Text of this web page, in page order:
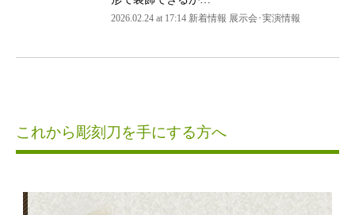
2026.02.24 at 17:14 新着情報 展示会･実演情報
これから彫刻刀を手にする方へ